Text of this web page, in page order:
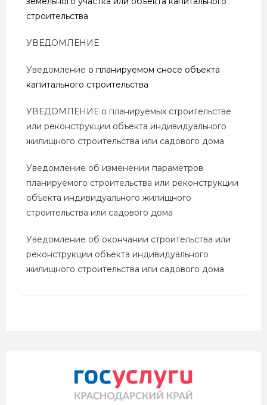
строительства
УВЕДОМЛЕНИЕ
Уведомление о планируемом сносе объекта
капитального строительства
УВЕДОМЛЕНИЕ о планируемых строительстве
или реконструкции объекта индивидуального
жилищного строительства или садового дома
Уведомление об изменении параметров
планируемого строительства или реконструкции
объекта индивидуального жилищного
строительства или садового дома
Уведомление об окончании строительства или
реконструкции объекта индивидуального
жилищного строительства или садового дома